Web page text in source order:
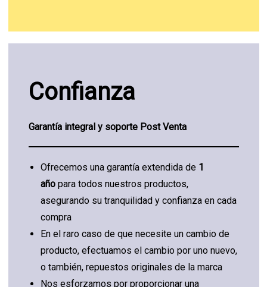
Confianza
Garantía integral y soporte Post Venta
Ofrecemos una garantía extendida de 1
añopara todos nuestros productos,
asegurando su tranquilidad y confianza en cada
compra
En el raro caso de que necesite un cambio de
producto, efectuamos el cambio por uno nuevo,
o también, repuestos originales de la marca
Nos esforzamos por proporcionar una